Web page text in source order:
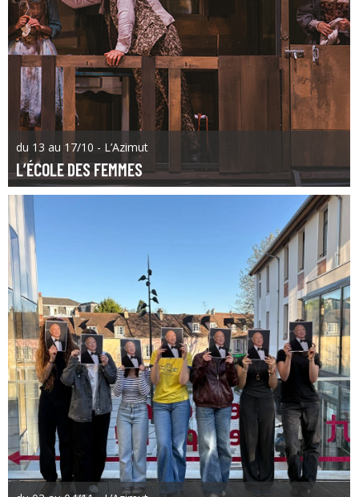
du 13 au 17/10 - L’Azimut
L’ÉCOLE DES FEMMES